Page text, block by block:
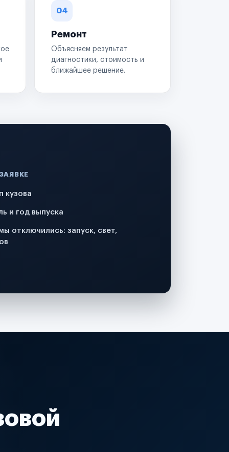
04
Ремонт
Объясняем результат
диагностики, стоимость и
ближайшее решение.
кузова
и год выпуска
отключились: запуск, свет,